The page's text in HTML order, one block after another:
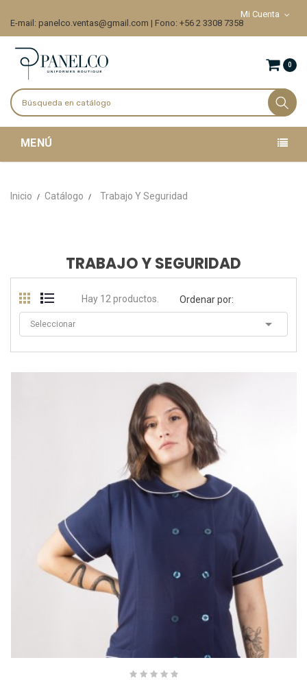
Mi Cuenta
E-mail: panelco.ventas@gmail.com | Fono: +56 2 3308 7358
0
MENÚ
Inicio Catálogo Trabajo Y Seguridad
TRABAJO Y SEGURIDAD
Hay 12 productos. Ordenar por:
Seleccionar 